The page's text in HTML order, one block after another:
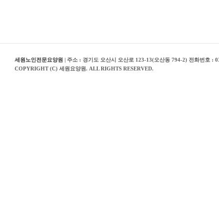
세원노인전문요양원 | 주소 : 경기도 오산시 오산로 123-13(오산동 794-2) 전화번호 :
COPYRIGHT (C) 세원요양원. ALL RIGHTS RESERVED.